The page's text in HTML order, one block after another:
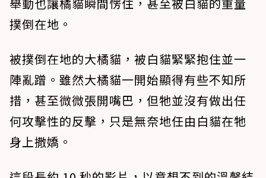
撲倒在地。
被撲倒在地的大橘貓，被白貓緊緊抱住並一
陣亂蹭。雖然大橘貓一開始顯得有些不知所
措，甚至微微張開嘴巴，但牠並沒有做出任
何攻擊性的反擊，只是無奈地任由白貓在牠
身上撒嬌。